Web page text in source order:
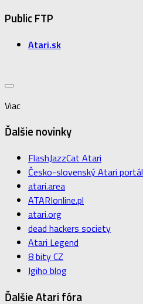
Public FTP
Atari.sk
Viac
Ďalšie novinky
FlashJazzCat Atari
Česko-slovenský Atari portál
atari.area
ATARIonline.pl
atari.org
dead hackers society
Atari Legend
8 bity CZ
Igiho blog
Ďalšie Atari fóra